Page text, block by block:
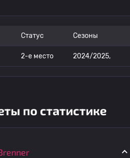
Статус Сезоны
2-е место 2024/2025,
по статистике